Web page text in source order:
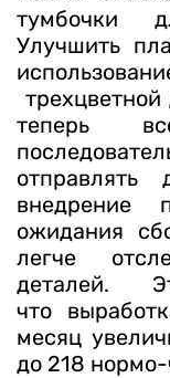
тумбочки
Улучшить
теперь
внедрение
ожидания
легче
деталей.
что
месяц
до 218 нормо-